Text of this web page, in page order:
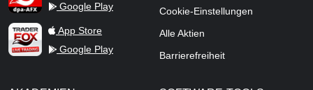
Google Play
TraderFox Live Trading
App Store
Google Play
Cookie-Einstellungen
Alle Aktien
Barrierefreiheit